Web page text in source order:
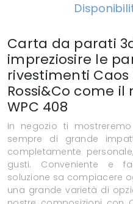
Carta da parati
impreziosire le
rivestimenti
Rossi&Co come
WPC 408
In negozio ti
sempre di grande
completamente
gusti. Conveniente e
soluzione sa compiacere
una grande varietà di